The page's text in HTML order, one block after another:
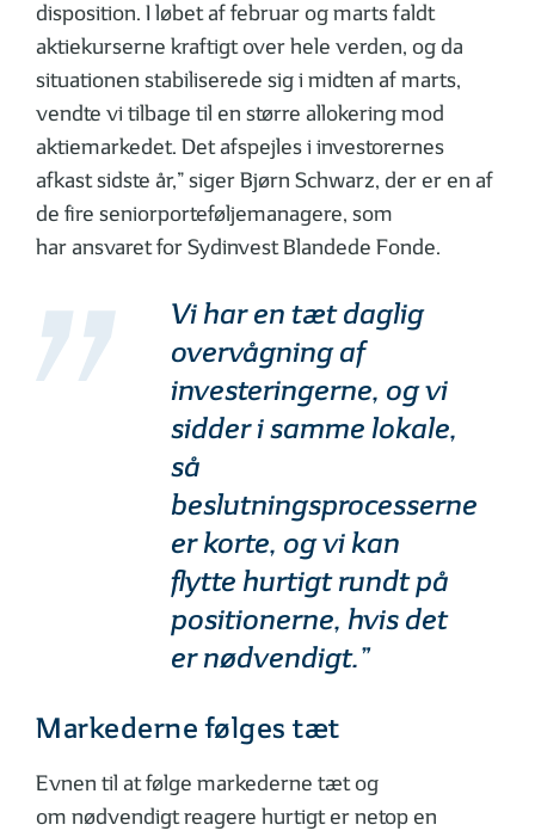
disposition. I løbet af februar og marts faldt
aktiekurserne kraftigt over hele verden, og da
situationen stabiliserede sig i midten af marts,
vendte vi tilbage til en større allokering mod
aktiemarkedet. Det afspejles i investorernes
afkast sidste år,” siger Bjørn Schwarz, der er en af
de fire seniorporteføljemanagere, som
har ansvaret for Sydinvest Blandede Fonde.
Vi har en tæt daglig
overvågning af
investeringerne, og vi
sidder i samme lokale,
så
beslutningsprocesserne
er korte, og vi kan
flytte hurtigt rundt på
positionerne, hvis det
er nødvendigt.”
Markederne følges tæt
Evnen til at følge markederne tæt og
om nødvendigt reagere hurtigt er netop en